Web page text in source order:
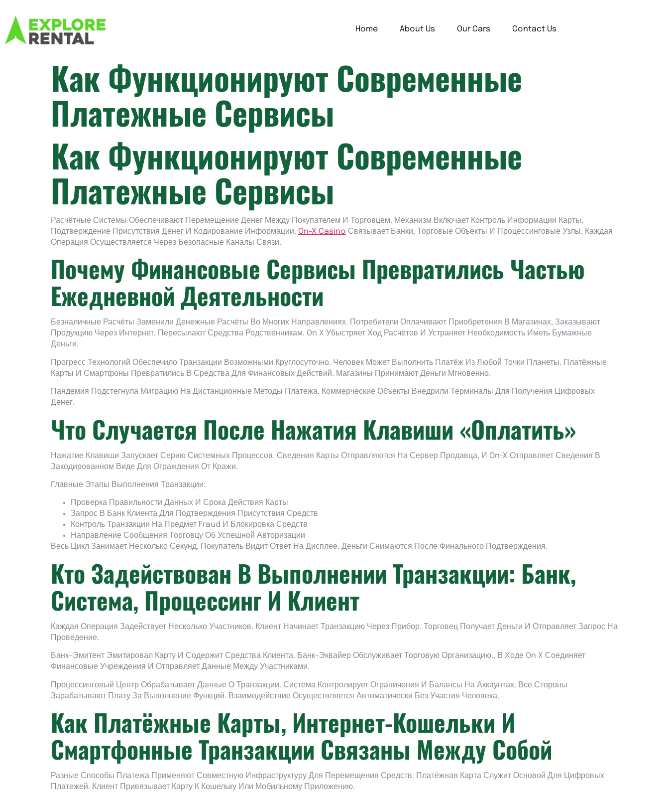
Home About Us Our Cars Contact Us
Как Функционируют Современные
Платежные Сервисы
Как Функционируют Современные
Платежные Сервисы
Расчётные Системы Обеспечивают Перемещение Денег Между Покупателем И Торговцем. Механизм Включает Контроль Информации Карты,
Подтверждение Присутствия Денег И Кодирование Информации. On-X Casino Связывает Банки, Торговые Объекты И Процессинговые Узлы. Каждая
Операция Осуществляется Через Безопасные Каналы Связи.
Почему Финансовые Сервисы Превратились Частью
Ежедневной Деятельности
Безналичные Расчёты Заменили Денежные Расчёты Во Многих Направлениях. Потребители Оплачивают Приобретения В Магазинах, Заказывают
Продукцию Через Интернет, Пересылают Средства Родственникам. On X Убыстряет Ход Расчётов И Устраняет Необходимость Иметь Бумажные
Деньги.
Прогресс Технологий Обеспечило Транзакции Возможными Круглосуточно. Человек Может Выполнить Платёж Из Любой Точки Планеты. Платёжные
Карты И Смартфоны Превратились В Средства Для Финансовых Действий. Магазины Принимают Деньги Мгновенно.
Пандемия Подстегнула Миграцию На Дистанционные Методы Платежа. Коммерческие Объекты Внедрили Терминалы Для Получения Цифровых
Денег.
Что Случается После Нажатия Клавиши «Оплатить»
Нажатие Клавиши Запускает Серию Системных Процессов. Сведения Карты Отправляются На Сервер Продавца, И On-X Отправляет Сведения В
Закодированном Виде Для Ограждения От Кражи.
Главные Этапы Выполнения Транзакции:
Проверка Правильности Данных И Срока Действия Карты
Запрос В Банк Клиента Для Подтверждения Присутствия Средств
Контроль Транзакции На Предмет Fraud И Блокировка Средств
Направление Сообщения Торговцу Об Успешной Авторизации
Весь Цикл Занимает Несколько Секунд. Покупатель Видит Ответ На Дисплее. Деньги Снимаются После Финального Подтверждения.
Кто Задействован В Выполнении Транзакции: Банк,
Система, Процессинг И Клиент
Каждая Операция Задействует Несколько Участников. Клиент Начинает Транзакцию Через Прибор. Торговец Получает Деньги И Отправляет Запрос На
Проведение.
Банк-Эмитент Эмитировал Карту И Содержит Средства Клиента. Банк-Эквайер Обслуживает Торговую Организацию., В Ходе On X Соединяет
Финансовые Учреждения И Отправляет Данные Между Участниками.
Процессинговый Центр Обрабатывает Данные О Транзакции. Система Контролирует Ограничения И Балансы На Аккаунтах. Все Стороны
Зарабатывают Плату За Выполнение Функций. Взаимодействие Осуществляется Автоматически Без Участия Человека.
Как Платёжные Карты, Интернет-Кошельки И
Смартфонные Транзакции Связаны Между Собой
Разные Способы Платежа Применяют Совместную Инфраструктуру Для Перемещения Средств. Платёжная Карта Служит Основой Для Цифровых
Платежей. Клиент Привязывает Карту К Кошельку Или Мобильному Приложению.